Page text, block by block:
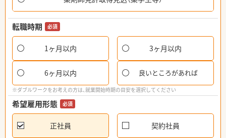
転職時期 必須
1ヶ月以内 3ヶ月以内
6ヶ月以内 良いところがあれば
※ダブルワークをお考えの方は、就業開始時期の目安を選択してください
希望雇用形態 必須
正社員 契約社員